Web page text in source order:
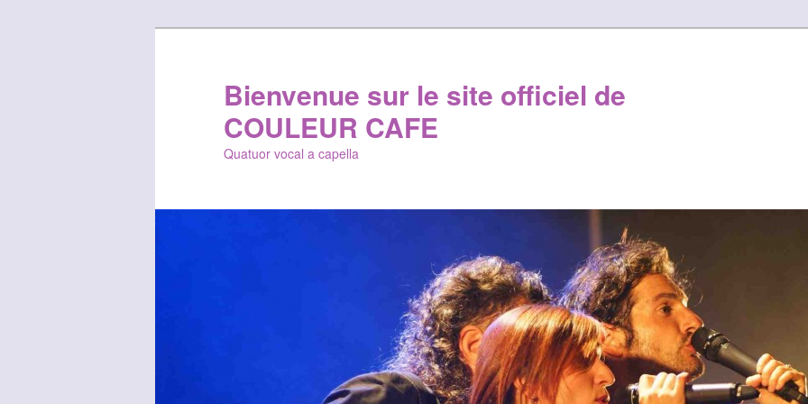
Bienvenue sur le site officiel de
COULEUR CAFE
Quatuor vocal a capella